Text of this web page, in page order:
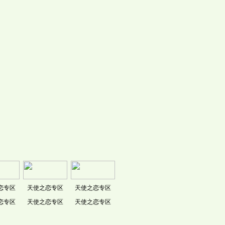
专区 天使之恋专区
天使之恋专区
专区
天使之恋专区 天使之恋专区